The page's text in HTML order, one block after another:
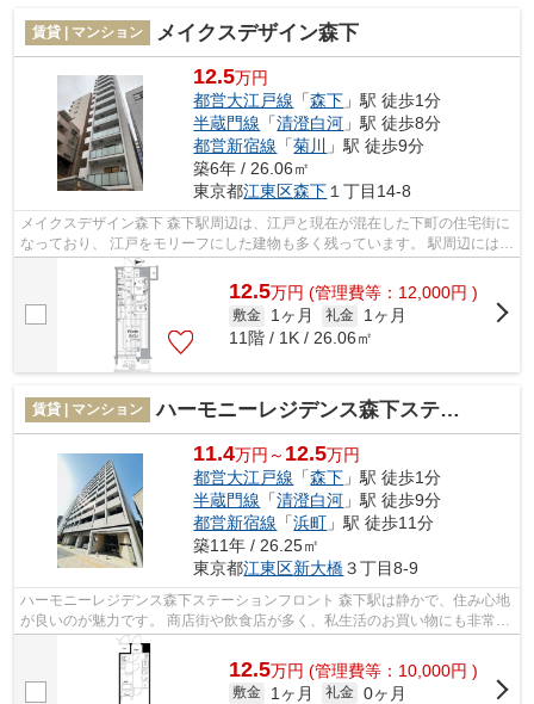
賃貸 | マンション メイクスデザイン森下
12.5万円
都営大江戸線 「森下 」駅 徒歩1分
半蔵門線 「清澄白河 」駅 徒歩8分
都営新宿線 「菊川 」駅 徒歩9分
築6年 / 26.06㎡
東京都江東区森下 １丁目14-8
メイクスデザイン森下 森下駅周辺は、江戸と現在が混在した下町の住宅街に
なっており、 江戸をモリーフにした建物も多く残っています。 駅周辺には江
東区芭蕉記念館や芭蕉庵史跡展望...
12.5万円 (管理費等：12,000円 )
敷金 1ヶ月 礼金
1ヶ月
11階 / 1K / 26.06㎡
賃貸 | マンション ハーモニーレジデンス森下ステーションフロント
11.4万円～ 12.5万円
都営大江戸線 「森下 」駅 徒歩1分
半蔵門線 「清澄白河 」駅 徒歩9分
都営新宿線 「浜町 」駅 徒歩11分
築11年 / 26.25㎡
東京都江東区新大橋３丁目8-9
ハーモニーレジデンス森下ステーションフロント 森下駅は静かで、住み心地
が良いのが魅力です。 商店街や飲食店が多く、私生活のお買い物にも非常に
便利。 また、隅田川が近いので、...
12.5万円 (管理費等：10,000円 )
敷金 1ヶ月 礼金 0ヶ月